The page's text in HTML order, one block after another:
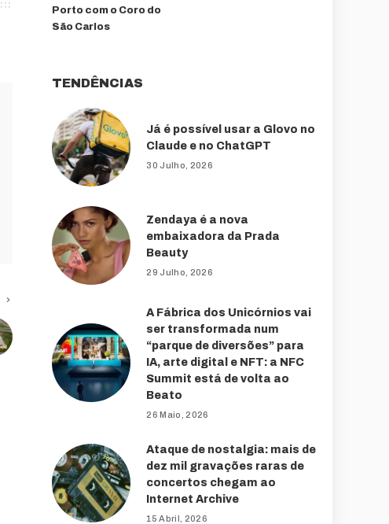
Porto com o Coro do
São Carlos
TENDÊNCIAS
Já é possível usar a Glovo no
Claude e no ChatGPT
30 Julho, 2026
Zendaya é a nova
embaixadora da Prada
Beauty
29 Julho, 2026
A Fábrica dos Unicórnios vai
ser transformada num
“parque de diversões” para
IA, arte digital e NFT: a NFC
Summit está de volta ao
Beato
26 Maio, 2026
Ataque de nostalgia: mais de
dez mil gravações raras de
concertos chegam ao
Internet Archive
15 Abril, 2026